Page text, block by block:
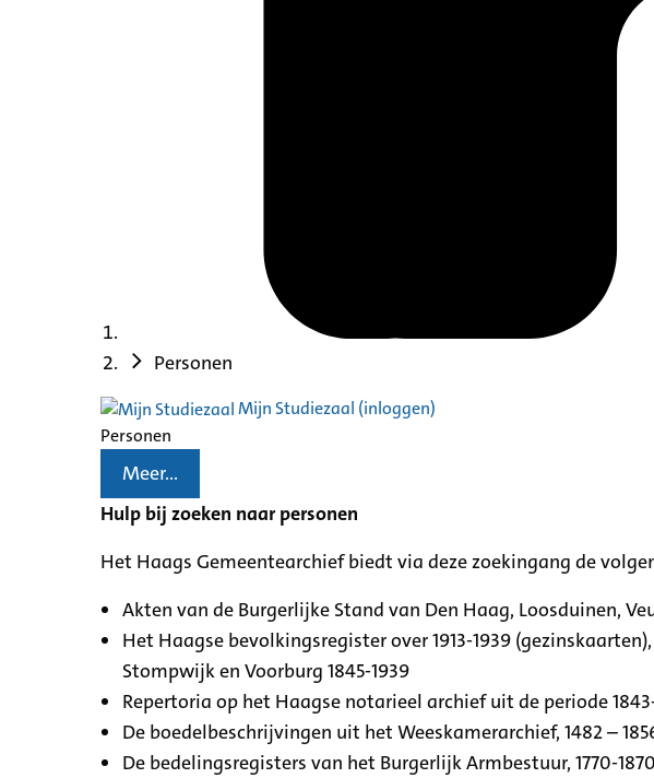
Personen
Mijn Studiezaal (inloggen)
Personen
Meer...
Hulp bij zoeken naar personen
Het Haags Gemeentearchief biedt via deze zoekingang de
Akten van de Burgerlijke Stand van Den Haag, Loosduinen,
Het Haagse bevolkingsregister over 1913-1939
Stompwijk en Voorburg 1845-1939
Repertoria op het Haagse notarieel archief uit de periode
De boedelbeschrijvingen uit het Weeskamerarchief, 1482 –
De bedelingsregisters van het Burgerlijk Armbestuur, 1770-1870